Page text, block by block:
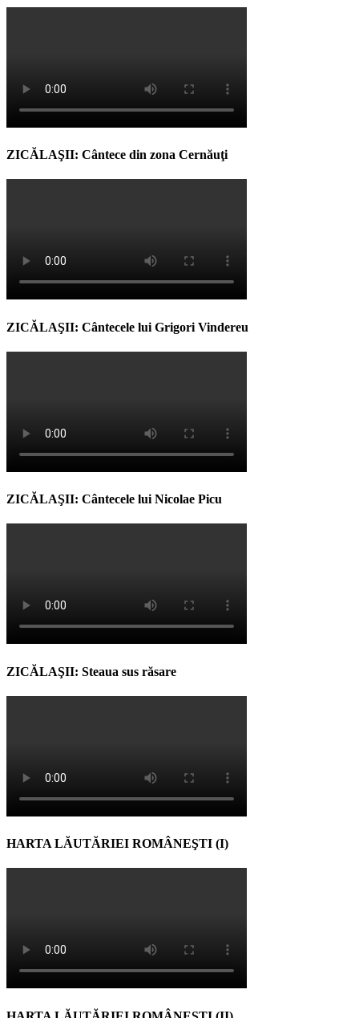
ZICĂLAŞII: Cântece din zona Cernăuţi
ZICĂLAŞII: Cântecele lui Grigori Vindereu
ZICĂLAŞII: Cântecele lui Nicolae Picu
ZICĂLAŞII: Steaua sus răsare
HARTA LĂUTĂRIEI ROMÂNEŞTI (I)